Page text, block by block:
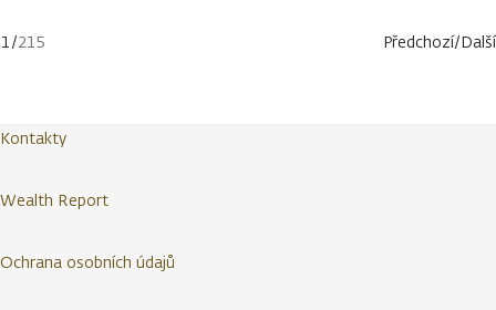
1/215 Předchozí/Další
Kontakty
Wealth Report
Ochrana osobních údajů